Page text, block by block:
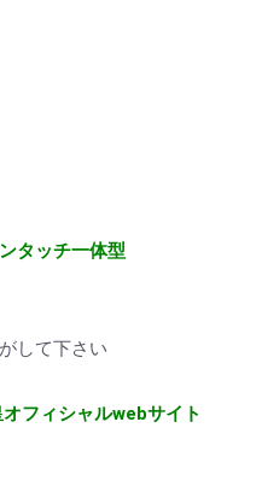
タッチ一体型
して下さい
フィシャルwebサイト